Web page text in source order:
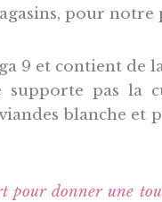
pour
9 et contient de
pas la
blanche et
pour donner une